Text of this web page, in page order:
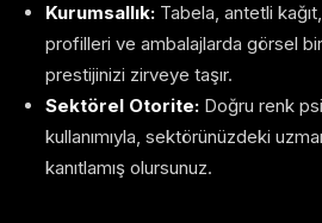
Kurumsallık: Tabela, antetli
profilleri ve ambalajlarda görsel
prestijinizi zirveye taşır.
Sektörel Otorite: Doğru renk
kullanımıyla, sektörünüzdeki
kanıtlamış olursunuz.